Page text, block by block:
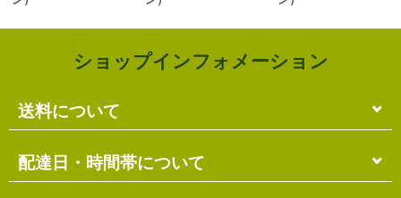
ショップインフォメーション
送料について
単品のみの場合
各商品に記載の送料となります。
配達日・時間帯について